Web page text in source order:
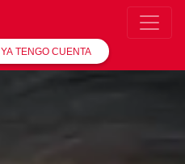
YA TENGO CUENTA